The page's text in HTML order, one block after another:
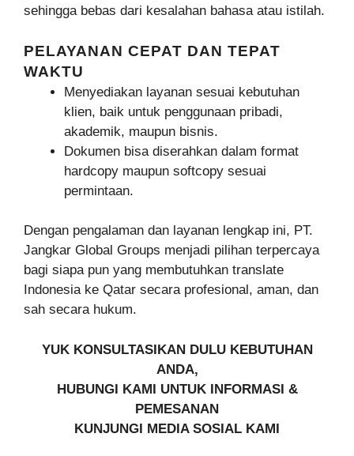
sehingga bebas dari kesalahan bahasa atau istilah.
PELAYANAN CEPAT DAN TEPAT
WAKTU
Menyediakan layanan sesuai kebutuhan
klien, baik untuk penggunaan pribadi,
akademik, maupun bisnis.
Dokumen bisa diserahkan dalam format
hardcopy maupun softcopy sesuai
permintaan.
Dengan pengalaman dan layanan lengkap ini, PT.
Jangkar Global Groups menjadi pilihan terpercaya
bagi siapa pun yang membutuhkan translate
Indonesia ke Qatar secara profesional, aman, dan
sah secara hukum.
YUK KONSULTASIKAN DULU KEBUTUHAN
ANDA,
HUBUNGI KAMI UNTUK INFORMASI &
PEMESANAN
KUNJUNGI MEDIA SOSIAL KAMI